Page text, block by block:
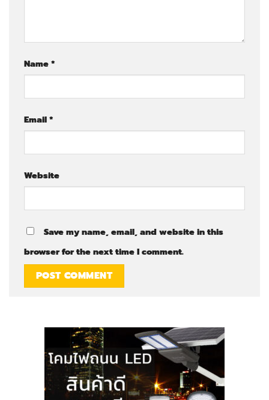
Name*
Email*
Website
Save my name, email, and website in this
browser for the next time I comment.